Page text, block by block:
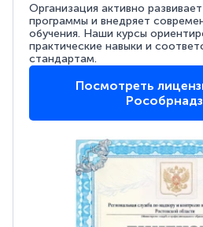
Организация активно
программы и внедряет
обучения. Наши курсы
практические навыки и
стандартам.
Посмотреть